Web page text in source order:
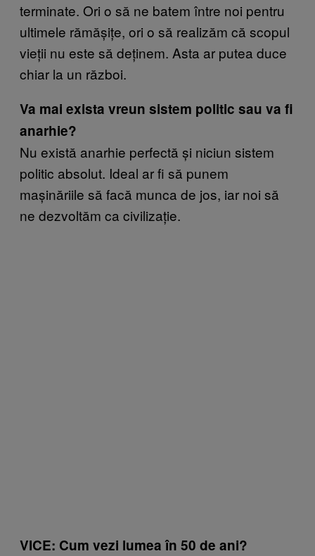
terminate. Ori o să ne batem între noi pentru
ultimele rămășițe, ori o să realizăm că scopul
vieții nu este să deținem. Asta ar putea duce
chiar la un război.
Va mai exista vreun sistem politic sau va fi
anarhie?
Nu există anarhie perfectă și niciun sistem
politic absolut. Ideal ar fi să punem
mașinăriile să facă munca de jos, iar noi să
ne dezvoltăm ca civilizație.
VICE: Cum vezi lumea în 50 de ani?